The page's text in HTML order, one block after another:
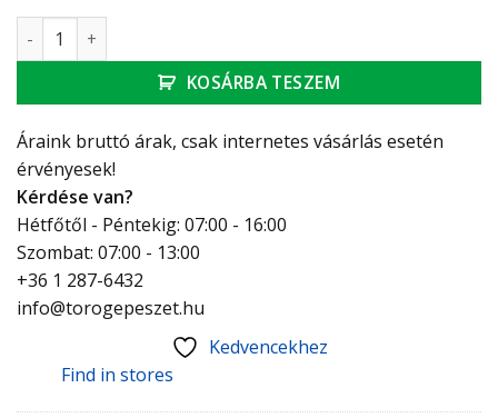
Giacomini golyóscsap 3/4" BB hollandis, pillangó karral
KOSÁRBA TESZEM
Áraink bruttó árak, csak internetes vásárlás esetén
érvényesek!
Kérdése van?
Hétfőtől - Péntekig: 07:00 - 16:00
Szombat: 07:00 - 13:00
+36 1 287-6432
info@torogepeszet.hu
Kedvencekhez
Find in stores